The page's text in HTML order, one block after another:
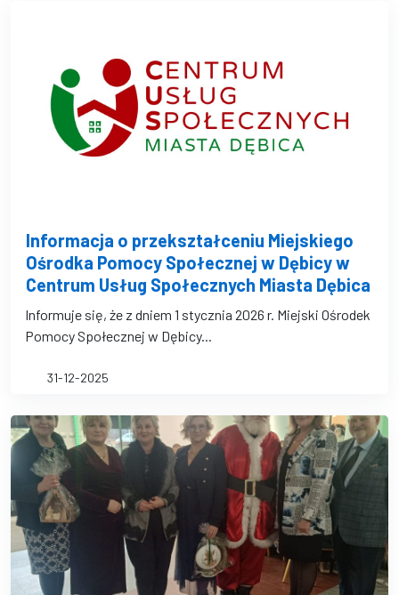
Informacja o przekształceniu Miejskiego
Ośrodka Pomocy Społecznej w Dębicy w
Centrum Usług Społecznych Miasta Dębica
Informuje się, że z dniem 1 stycznia 2026 r. Miejski Ośrodek
Pomocy Społecznej w Dębicy...
31-12-2025